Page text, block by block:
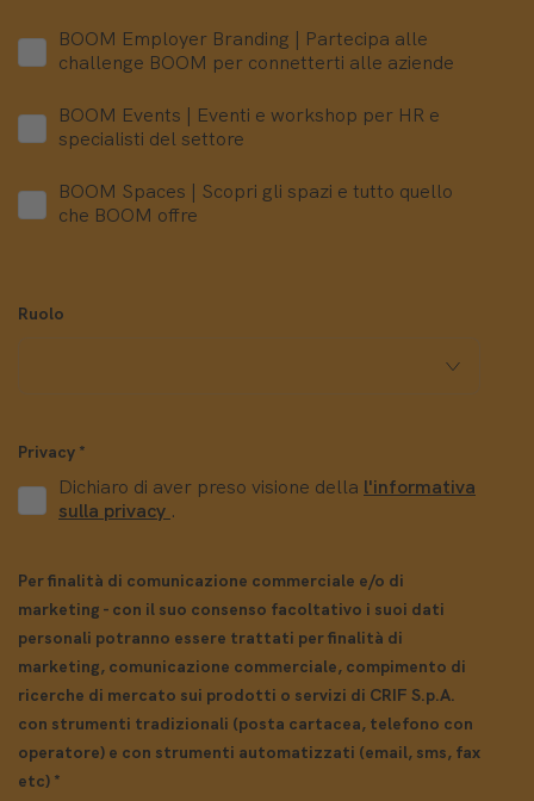
BOOM Employer Branding | Partecipa alle
challenge BOOM per connetterti alle aziende
BOOM Events | Eventi e workshop per HR e
specialisti del settore
BOOM Spaces | Scopri gli spazi e tutto quello
che BOOM offre
Ruolo
Privacy *
Dichiaro di aver preso visione della l'informativa
sulla privacy .
Per finalità di comunicazione commerciale e/o di
marketing - con il suo consenso facoltativo i suoi dati
personali potranno essere trattati per finalità di
marketing, comunicazione commerciale, compimento di
ricerche di mercato sui prodotti o servizi di CRIF S.p.A.
con strumenti tradizionali (posta cartacea, telefono con
operatore) e con strumenti automatizzati (email, sms, fax
etc) *